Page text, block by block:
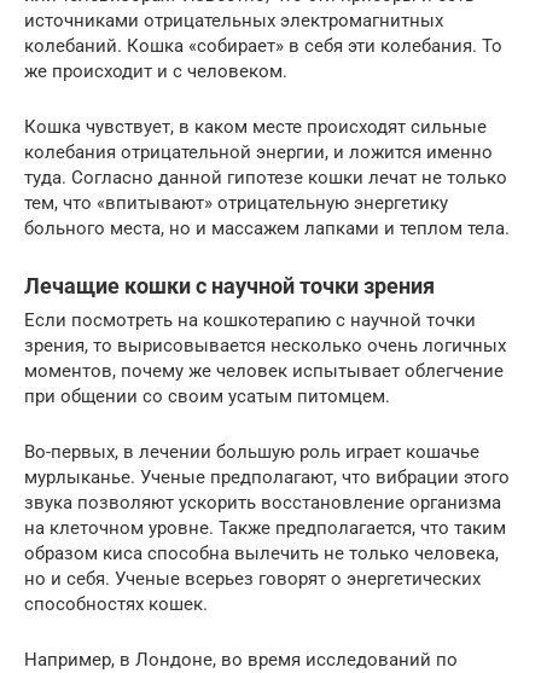
источниками отрицательных электромагнитных
колебаний. Кошка «собирает» в себя эти колебания. То
же происходит и с человеком.
Кошка чувствует, в каком месте происходят сильные
колебания отрицательной энергии, и ложится именно
туда. Согласно данной гипотезе кошки лечат не только
тем, что «впитывают» отрицательную энергетику
больного места, но и массажем лапками и теплом тела.
Лечащие кошки с научной точки зрения
Если посмотреть на кошкотерапию с научной точки
зрения, то вырисовывается несколько очень логичных
моментов, почему же человек испытывает облегчение
при общении со своим усатым питомцем.
Во-первых, в лечении большую роль играет кошачье
мурлыканье. Ученые предполагают, что вибрации этого
звука позволяют ускорить восстановление организма
на клеточном уровне. Также предполагается, что таким
образом киса способна вылечить не только человека,
но и себя. Ученые всерьез говорят о энергетических
способностях кошек.
Например, в Лондоне, во время исследований по